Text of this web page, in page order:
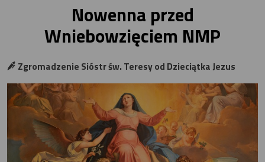
Nowenna przed
Wniebowzięciem NMP
Zgromadzenie Sióstr św. Teresy od Dzieciątka Jezus